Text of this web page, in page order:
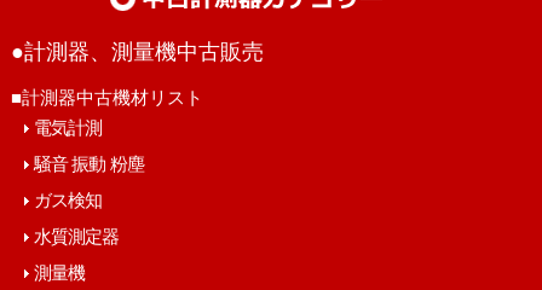
●計測器、測量機中古販売
■計測器中古機材リスト
電気計測
騒音 振動 粉塵
ガス検知
水質測定器
測量機